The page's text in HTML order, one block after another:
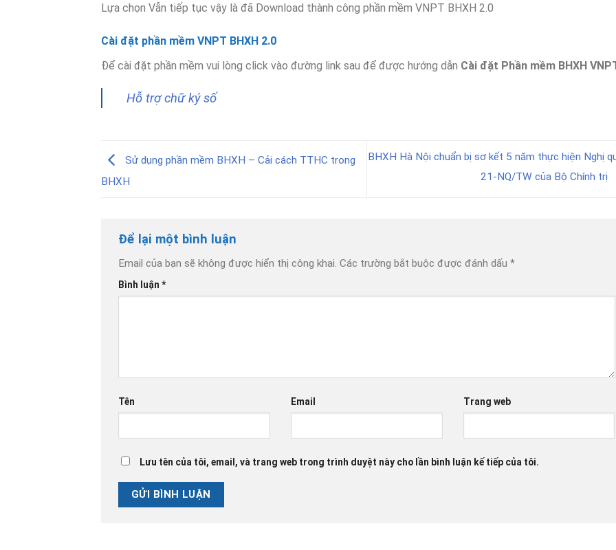
Lựa chọn Vẫn tiếp tục vậy là đã Download thành công phần mềm VNPT BHXH 2.0
Cài đặt phần mềm VNPT BHXH 2.0
Để cài đặt phần mềm vui lòng click vào đường link sau để được hướng dẫn Cài đặt Phần mềm BHXH
Hỗ trợ chữ ký số
Sử dụng phần mềm BHXH – Cải cách TTHC trong
BHXH
BHXH Hà Nội chuẩn bị sơ kết 5 năm thực hiện Nghị
21-NQ/TW của Bộ Chính trị
Để lại một bình luận
Email của bạn sẽ không được hiển thị công khai. Các trường bắt buộc được đánh dấu *
Bình luận *
Tên Email Trang web
Lưu tên của tôi, email, và trang web trong trình duyệt này cho lần bình luận kế tiếp của tôi.